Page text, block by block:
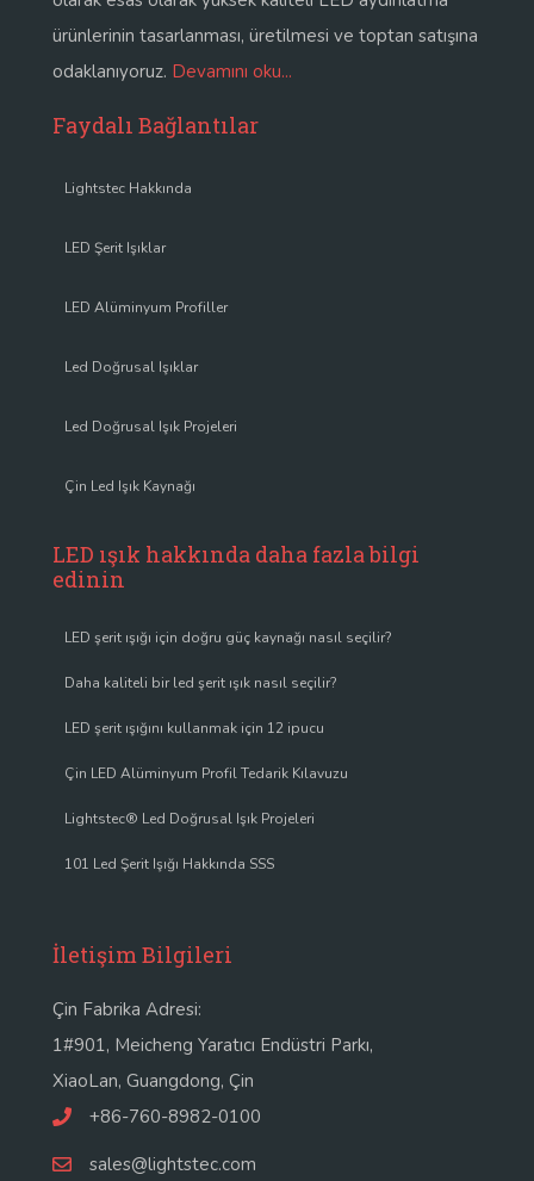
ürünlerinin tasarlanması, üretilmesi ve toptan satışına
odaklanıyoruz. Devamını oku...
Faydalı Bağlantılar
Lightstec Hakkında
LED Şerit Işıklar
LED Alüminyum Profiller
Led Doğrusal Işıklar
Led Doğrusal Işık Projeleri
Çin Led Işık Kaynağı
LED ışık hakkında daha fazla bilgi
edinin
LED şerit ışığı için doğru güç kaynağı nasıl seçilir?
Daha kaliteli bir led şerit ışık nasıl seçilir?
LED şerit ışığını kullanmak için 12 ipucu
Çin LED Alüminyum Profil Tedarik Kılavuzu
Lightstec® Led Doğrusal Işık Projeleri
101 Led Şerit Işığı Hakkında SSS
İletişim Bilgileri
Çin Fabrika Adresi:
1#901, Meicheng Yaratıcı Endüstri Parkı,
XiaoLan, Guangdong, Çin
+86-760-8982-0100
sales@lightstec.com